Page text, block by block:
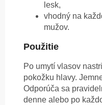
lesk,
vhodný na
mužov.
Použitie
Po umytí vlasov
pokožku hlavy.
Odporúča sa
denne alebo po